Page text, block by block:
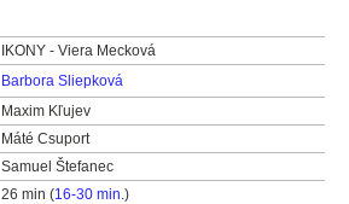
IKONY - Viera Mecková
Barbora Sliepková
Maxim Kľujev
Máté Csuport
Samuel Štefanec
26 min (16-30 min.)